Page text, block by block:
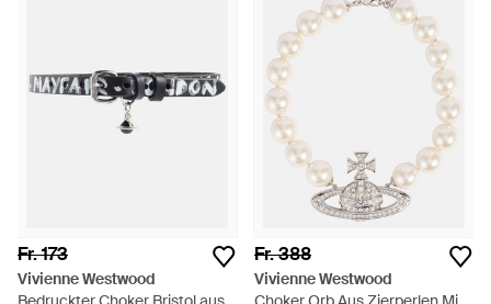
Fr. 173
Vivienne Westwood
Fr. 388
Vivienne Westwood